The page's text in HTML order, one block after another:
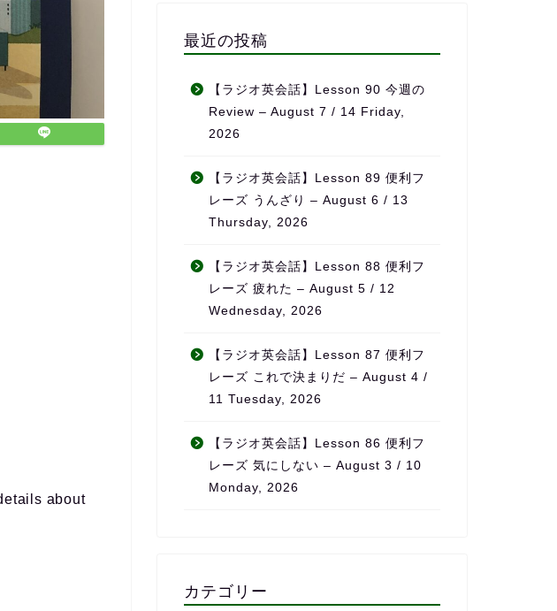
about
なんとか仕事と両立すること
ができました。
英会話など目標がある方、サ
ポートを受けながら進めたい
無理なく続けられ、自然と
チベーションの維持につな
っています。
なく、学習の進み具合や弱
をしっかり見て内容を調整
料金も他の英会話スクール
ます。
「この先生のもとでなら頑
れる」と思える環境です。
気で英語力を伸ばしたい方
最近の投稿
【ラジオ英会話】Lesson 90 今週の
Review – August 7 / 14 Friday,
2026
【ラジオ英会話】Lesson 89 便利フ
レーズ うんざり – August 6 / 13
Thursday, 2026
【ラジオ英会話】Lesson 88 便利フ
レーズ 疲れた – August 5 / 12
Wednesday, 2026
【ラジオ英会話】Lesson 87 便利フ
レーズ これで決まりだ – August 4 /
11 Tuesday, 2026
【ラジオ英会話】Lesson 86 便利フ
レーズ 気にしない – August 3 / 10
Monday, 2026
カテゴリー